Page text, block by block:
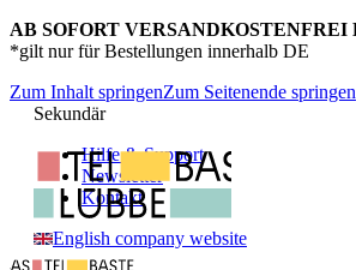
AB SOFORT
*gilt nur für Bestellungen innerhalb DE
Zum Inhalt springenZum Seitenende springen
Sekundär
Hilfe & Support
Newsletter
Kontakt
English company website